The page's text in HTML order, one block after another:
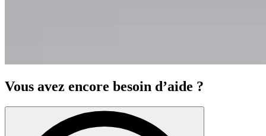
Vous avez encore besoin d’aide ?